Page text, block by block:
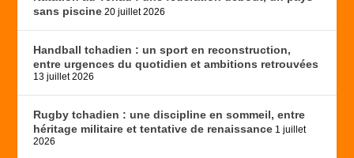
sans piscine 20 juillet 2026
Handball tchadien : un sport en reconstruction,
entre urgences du quotidien et ambitions retrouvées
13 juillet 2026
Rugby tchadien : une discipline en sommeil, entre
héritage militaire et tentative de renaissance 1 juillet
2026